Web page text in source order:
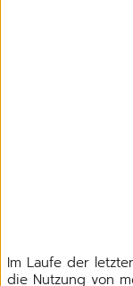
Im Laufe der
die Nutzung von